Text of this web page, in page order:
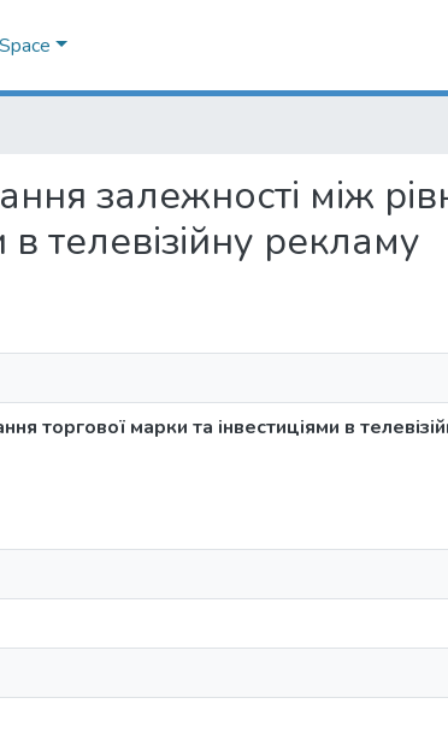
залежності між
телевізійну рекламу
торгової марки та інвестиціями в